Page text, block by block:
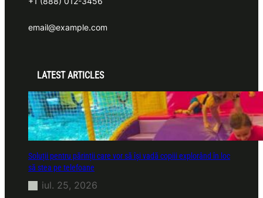
email@example.com
LATEST ARTICLES
Soluții pentru părinții care vor să își vadă copiii explorând în loc
să stea pe telefoane
iul. 25, 2026